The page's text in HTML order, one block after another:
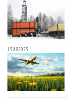
15.08.2025